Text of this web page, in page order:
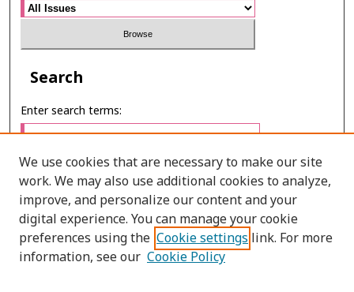
Search
Enter search terms:
Select context to search:
Advanced Search
We use cookies that are necessary to make our site
work. We may also use additional cookies to analyze,
improve, and personalize our content and your
digital experience. You can manage your cookie
preferences using the Cookie settings link. For more
information, see our Cookie Policy